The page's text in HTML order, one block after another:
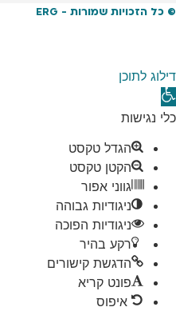
© כל הזכויות שמורות - ERG
דילוג לתוכן
פתח
סרגל
נגישות
כלי נגישות
הגדל טקסט
הקטן טקסט
גווני אפור
ניגודיות גבוהה
ניגודיות הפוכה
רקע בהיר
הדגשת קישורים
פונט קריא
איפוס